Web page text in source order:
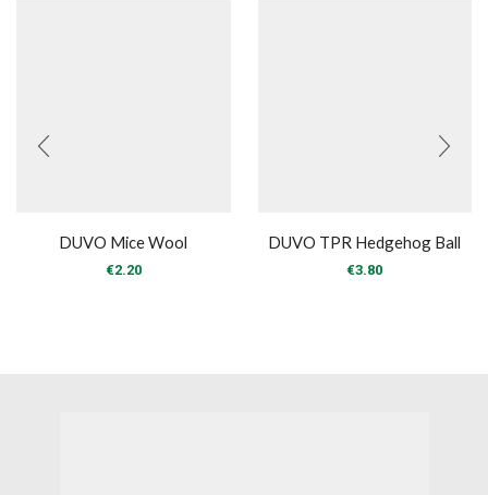
DUVO Mice Wool
€2.20
DUVO TPR Hedgehog Ball
€3.80